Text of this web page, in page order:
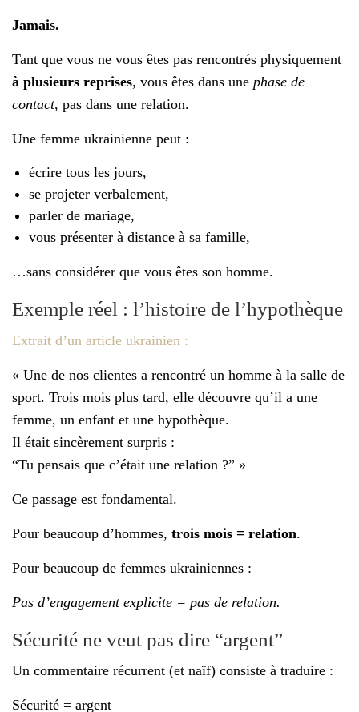
Jamais.
Tant que vous ne vous êtes pas rencontrés physiquement
à plusieurs reprises, vous êtes dans une phase de
contact, pas dans une relation.
Une femme ukrainienne peut :
écrire tous les jours,
se projeter verbalement,
parler de mariage,
vous présenter à distance à sa famille,
…sans considérer que vous êtes son homme.
Exemple réel : l’histoire de l’hypothèque
Extrait d’un article ukrainien :
« Une de nos clientes a rencontré un homme à la salle de
sport. Trois mois plus tard, elle découvre qu’il a une
femme, un enfant et une hypothèque.
Il était sincèrement surpris :
“Tu pensais que c’était une relation ?” »
Ce passage est fondamental.
Pour beaucoup d’hommes, trois mois = relation.
Pour beaucoup de femmes ukrainiennes :
Pas d’engagement explicite = pas de relation.
Sécurité ne veut pas dire “argent”
Un commentaire récurrent (et naïf) consiste à traduire :
Sécurité = argent